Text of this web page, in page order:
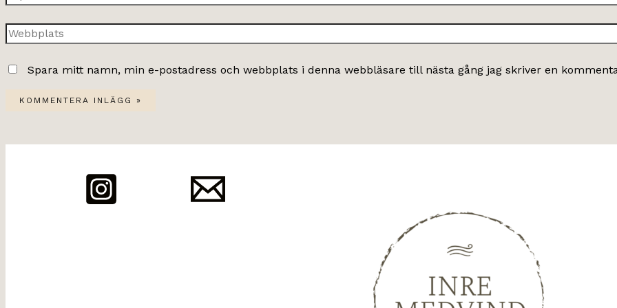
post*
Webbplats
Spara mitt namn, min e-postadress och webbplats i denna webbläsare till nästa gång jag skriver en